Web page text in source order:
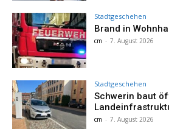
Stadtgeschehen
Brand in
cm - 7. August 2026
Stadtgeschehen
Schwerin baut
cm - 7. August 2026